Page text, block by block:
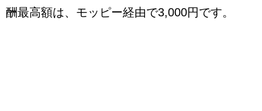
酬最高額は、モッピー経由で3,000円です。